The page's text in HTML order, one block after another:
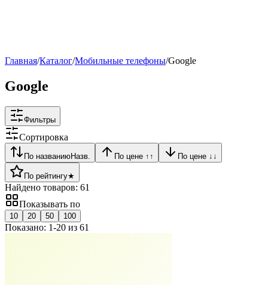
Главная/Каталог/Мобильные телефоны/Google
Google
Фильтры
Сортировка
По названиюНазв. По цене ↑ ↑ По цене ↓ ↓
По рейтингу★
Найдено товаров: 61
Показывать по
10 20 50 100
Показано: 1-20 из 61